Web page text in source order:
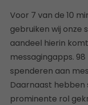
Voor 7 van de 10
gebruiken wij onze
aandeel hierin
messagingapps.
spenderen aan
Daarnaast hebben
prominente rol